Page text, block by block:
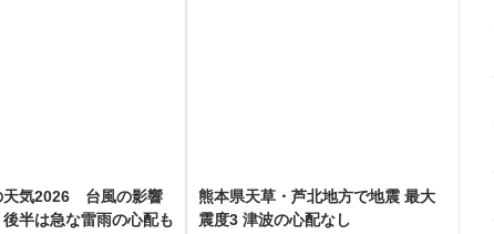
天気2026 台風の影響
半は急な雷雨の心配も
熊本県天草・芦北地方で地震 最大
震度3 津波の心配なし